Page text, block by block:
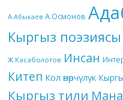
А.Абыкаев А.Осмонов
Кыргыз поэзиясы
Ж.Касаболотов Инсан
Китеп Кол өнөрчүлүк
Кыргыз тили